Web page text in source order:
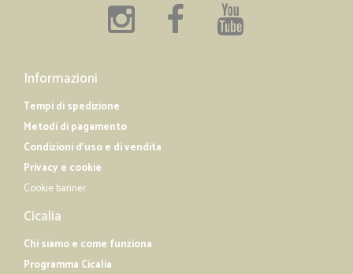
Informazioni
Tempi di spedizione
Metodi di pagamento
Condizioni d'uso e di vendita
Privacy e cookie
Cookie banner
Cicalia
Chi siamo e come funziona
Programma Cicalia